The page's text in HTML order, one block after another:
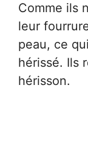
Comme ils
leur
peau, ce
hérissé. Ils
hérisson.